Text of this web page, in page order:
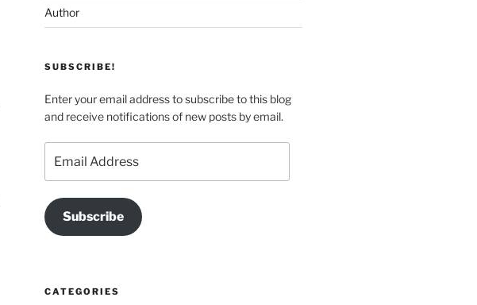
Author
SUBSCRIBE!
Enter your email address to subscribe to this blog
and receive notifications of new posts by email.
Address
Subscribe
CATEGORIES